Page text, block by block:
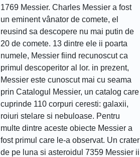
1769 Messier. Charles Messier a fost
un eminent vânator de comete, el
reusind sa descopere nu mai putin de
20 de comete. 13 dintre ele ii poarta
numele, Messier fiind recunoscut ca
primul descoperitor al lor. in prezent,
Messier este cunoscut mai cu seama
prin Catalogul Messier, un catalog care
cuprinde 110 corpuri ceresti: galaxii,
roiuri stelare si nebuloase. Pentru
multe dintre aceste obiecte Messier a
fost primul care le-a observat. Un crater
de pe luna si asteroidul 7359 Messier ii